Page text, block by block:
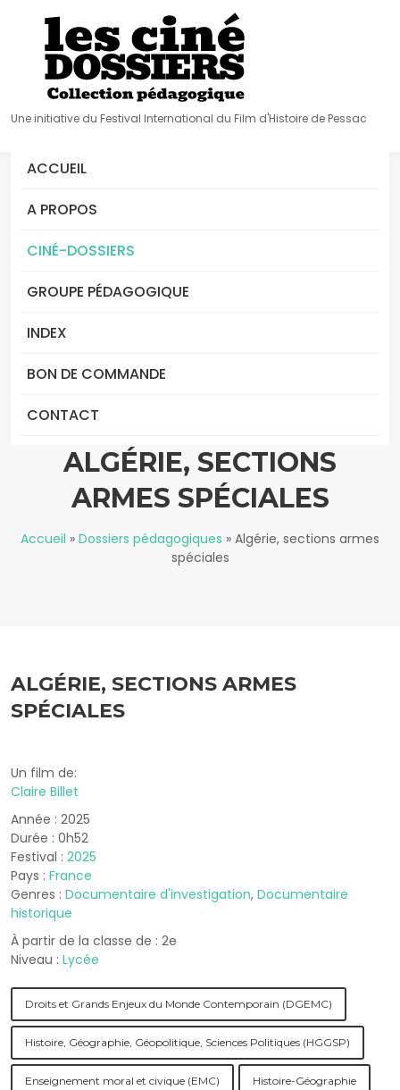
Une initiative du Festival International du Film d'Histoire de Pessac
ACCUEIL
A PROPOS
CINÉ-DOSSIERS
GROUPE PÉDAGOGIQUE
INDEX
BON DE COMMANDE
CONTACT
ALGÉRIE, SECTIONS
ARMES SPÉCIALES
Accueil » Dossiers pédagogiques » Algérie, sections armes
spéciales
ALGÉRIE, SECTIONS ARMES
SPÉCIALES
Un film de:
Claire Billet
Année : 2025
Durée : 0h52
Festival : 2025
Pays : France
Genres : Documentaire d'investigation, Documentaire
historique
À partir de la classe de : 2e
Niveau : Lycée
Droits et Grands Enjeux du Monde Contemporain (DGEMC)
Histoire, Géographie, Géopolitique, Sciences Politiques (HGGSP)
Enseignement moral et civique (EMC) Histoire-Géographie